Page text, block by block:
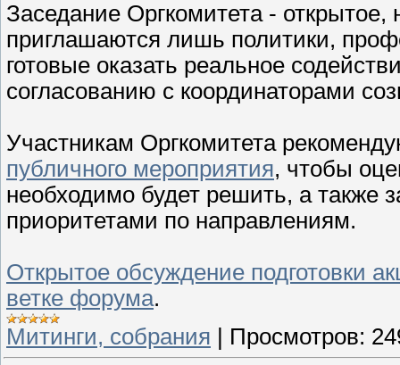
Заседание Оргкомитета -
приглашаются лишь политики,
готовые оказать реальное
согласованию с координаторами
Участникам Оргкомитета
публичного мероприятия, чтобы
необходимо будет решить, а также
приоритетами по направлениям.
Открытое обсуждение подготовки
ветке форума.
Митинги, собрания
Просмотров: